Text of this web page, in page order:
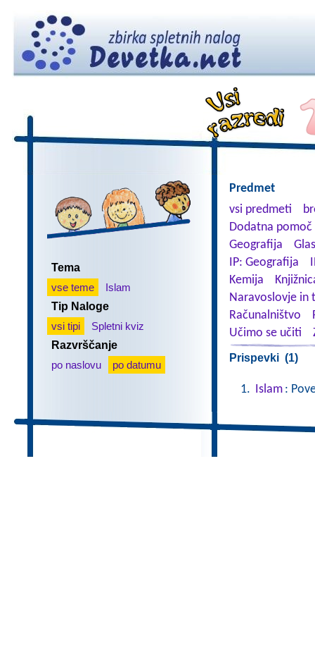
Tema
vse teme
Islam
Tip Naloge
vsi tipi
Spletni kviz
Razvrščanje
po naslovu
po datumu
Predmet
vsi predmeti
Dodatna
Geografija
IP: Geografija
Kemija
Naravoslovje in
Računalništvo
Učimo se učiti
Prispevki (1)
Islam :